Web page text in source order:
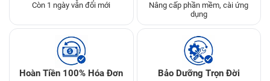
Còn 1 ngày vẫn đổi mới
Nâng cấp phần mềm, cài ứng
dụng
Hoàn Tiền 100% Hóa Đơn Bảo Dưỡng Trọn Đời